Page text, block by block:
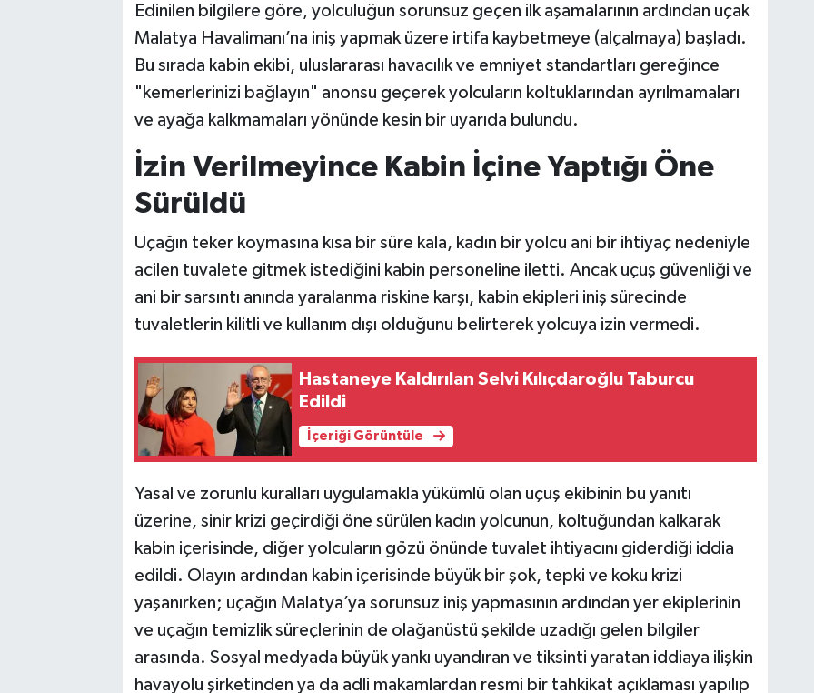
Edinilen bilgilere göre, yolculuğun sorunsuz geçen ilk aşamalarının ardından uçak
Malatya Havalimanı’na iniş yapmak üzere irtifa kaybetmeye (alçalmaya) başladı.
Bu sırada kabin ekibi, uluslararası havacılık ve emniyet standartları gereğince
"kemerlerinizi bağlayın" anonsu geçerek yolcuların koltuklarından ayrılmamaları
ve ayağa kalkmamaları yönünde kesin bir uyarıda bulundu.
İzin Verilmeyince Kabin İçine Yaptığı Öne
Sürüldü
Uçağın teker koymasına kısa bir süre kala, kadın bir yolcu ani bir ihtiyaç nedeniyle
acilen tuvalete gitmek istediğini kabin personeline iletti. Ancak uçuş güvenliği ve
ani bir sarsıntı anında yaralanma riskine karşı, kabin ekipleri iniş sürecinde
tuvaletlerin kilitli ve kullanım dışı olduğunu belirterek yolcuya izin vermedi.
Hastaneye Kaldırılan Selvi Kılıçdaroğlu Taburcu
Edildi
İçeriği Görüntüle
Yasal ve zorunlu kuralları uygulamakla yükümlü olan uçuş ekibinin bu yanıtı
üzerine, sinir krizi geçirdiği öne sürülen kadın yolcunun, koltuğundan kalkarak
kabin içerisinde, diğer yolcuların gözü önünde tuvalet ihtiyacını giderdiği iddia
edildi. Olayın ardından kabin içerisinde büyük bir şok, tepki ve koku krizi
yaşanırken; uçağın Malatya’ya sorunsuz iniş yapmasının ardından yer ekiplerinin
ve uçağın temizlik süreçlerinin de olağanüstü şekilde uzadığı gelen bilgiler
arasında. Sosyal medyada büyük yankı uyandıran ve tiksinti yaratan iddiaya ilişkin
havayolu şirketinden ya da adli makamlardan resmi bir tahkikat açıklaması yapılıp